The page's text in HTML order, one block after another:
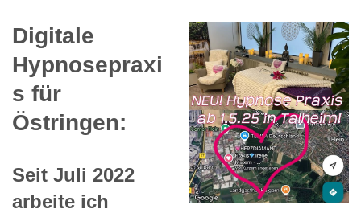
Digitale
Hypnosepraxi
s für
Östringen:
Seit Juli 2022
arbeite ich